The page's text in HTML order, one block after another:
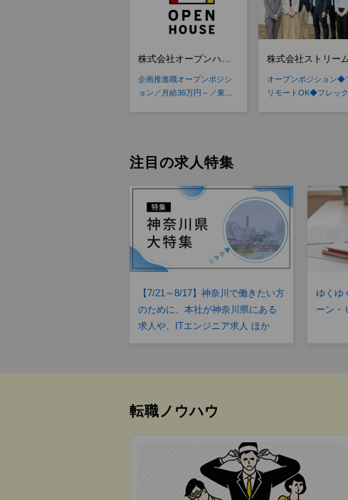
株式会社オープンハウ
ス【東京証券取引所プ
ライム上場】
企画推進職オープンポジシ
ョン／月給36万円～／東証
株式会社ストリー
イン【ポジションマ
チ登録】
オープンポジション◆
リモートOK◆フレック
注目の求人特集
【7/21～8/17】神奈川で働きたい方
のために、本社が神奈川県にある
求人や、ITエンジニア求人 ほか
ゆくゆ
ーン・
転職ノウハウ